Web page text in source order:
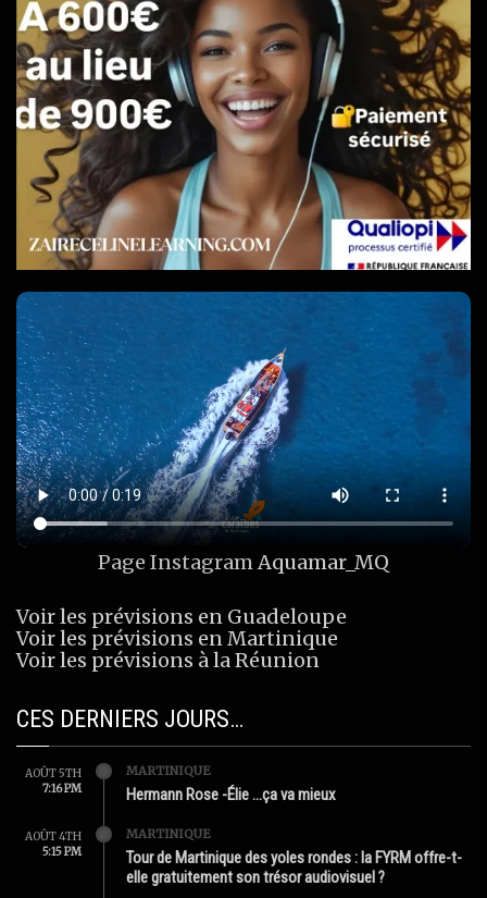
Page InstagramAquamar_MQ
Voir les prévisions en Guadeloupe
Voir les prévisions en Martinique
Voir les prévisions à la Réunion
CES DERNIERS JOURS…
AOÛT 5TH
7:16 PM
MARTINIQUE
Hermann Rose -Élie …ça va mieux
AOÛT 4TH
5:15 PM
MARTINIQUE
Tour de Martinique des yoles rondes : la FYRM offre-t-
elle gratuitement son trésor audiovisuel ?